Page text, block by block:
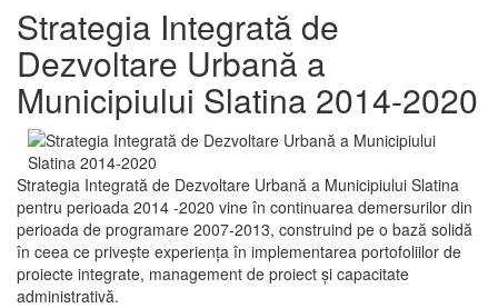
Strategia Integrată de
Dezvoltare Urbană a
Municipiului Slatina 2014-2020
Strategia Integrată de Dezvoltare Urbană a Municipiului Slatina
pentru perioada 2014 -2020 vine în continuarea demersurilor din
perioada de programare 2007-2013, construind pe o bază solidă
în ceea ce priveşte experienţa în implementarea portofoliilor de
proiecte integrate, management de proiect și capacitate
administrativă.